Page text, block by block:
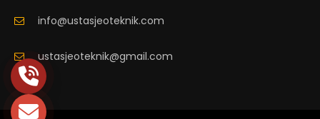
info@ustasjeoteknik.com
ustasjeoteknik@gmail.com